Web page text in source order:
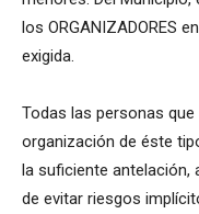
los ORGANIZADORES
exigida.
Todas las personas
organización de éste
la suficiente antelación,
de evitar riesgos